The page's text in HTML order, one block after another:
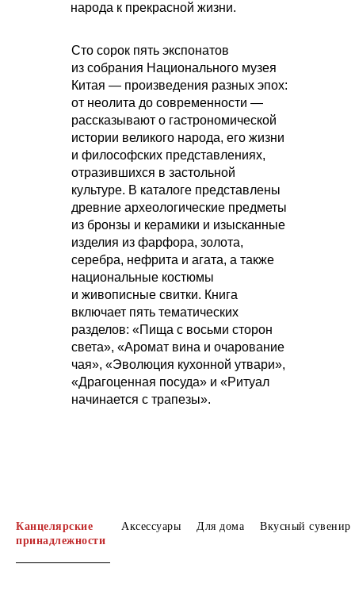
народа к прекрасной жизни.
Сто сорок пять экспонатов
из собрания Национального музея
Китая — произведения разных эпох:
от неолита до современности —
рассказывают о гастрономической
истории великого народа, его жизни
и философских представлениях,
отразившихся в застольной
культуре. В каталоге представлены
древние археологические предметы
из бронзы и керамики и изысканные
изделия из фарфора, золота,
серебра, нефрита и агата, а также
национальные костюмы
и живописные свитки. Книга
включает пять тематических
разделов: «Пища с восьми сторон
света», «Аромат вина и очарование
чая», «Эволюция кухонной утвари»,
«Драгоценная посуда» и «Ритуал
начинается с трапезы».
Канцелярские
принадлежности
Аксессуары Для дома Вкусный сувенир